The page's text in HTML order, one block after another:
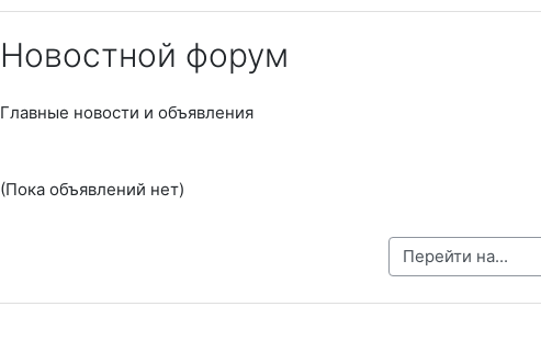
Новостной форум
Главные новости и объявления
(Пока объявлений нет)
Перейти на...